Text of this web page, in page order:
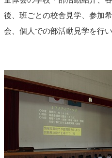
後、班ごとの校舎見学、参加
会、個人での部活動見学を行い